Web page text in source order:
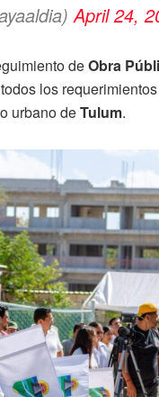
April 24,
deObra
los
urbano deTulum.